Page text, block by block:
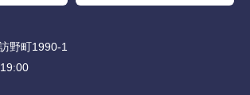
野町1990-1